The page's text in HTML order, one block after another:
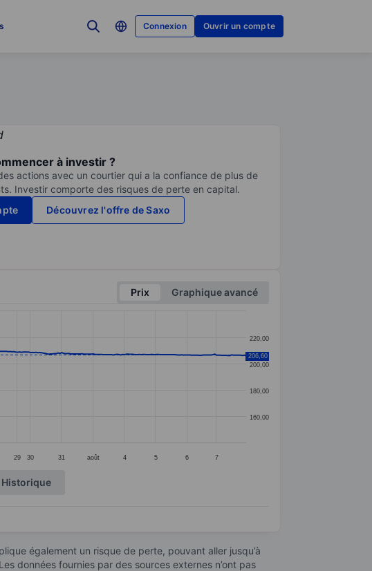
Connexion Ouvrir un compte
à investir ?
actions avec un courtier qui a la confiance de plus de
Investir comporte des risques de perte en capital.
Découvrez l'offre de Saxo
Prix
Graphique avancé
29 30 31 août 4 5 6 7
160,00
180,00
200,00
220,00
206,60
Historique
également un risque de perte, pouvant aller jusqu’à
données fournies par des sources externes n’ont pas